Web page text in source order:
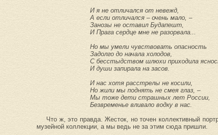
И я не отличался от невежд,
А если отличался – очень мало, –
Занозы не оставил Будапешт,
И Прага сердце мне не разорвала...
Но мы умели чувствовать опасность
Задолго до начала холодов,
С бесстыдством шлюхи приходила
И души запирала на засов.
И нас хотя расстрелы не косили,
Но жили мы поднять не смея глаз, –
Мы тоже дети страшных лет России,
Безвременье вливало водку в нас.
Что ж, это правда. Жесток, но точен коллективный
музейной коллекции, а мы ведь не за этим сюда пришли.